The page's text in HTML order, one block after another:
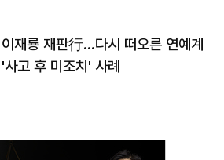
이재룡 재판行…다시 떠오른 연예계
'사고 후 미조치' 사례